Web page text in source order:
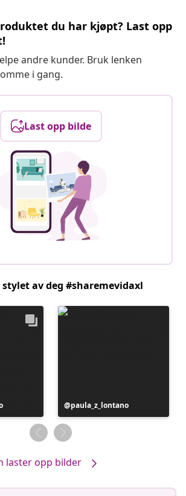
du har kjøpt? Last opp
andre kunder. Bruk lenken
i gang.
Last opp bilde
av deg #sharemevidaxl
Innlegg
publisert
av
paula_z_lontano
laster opp bilder